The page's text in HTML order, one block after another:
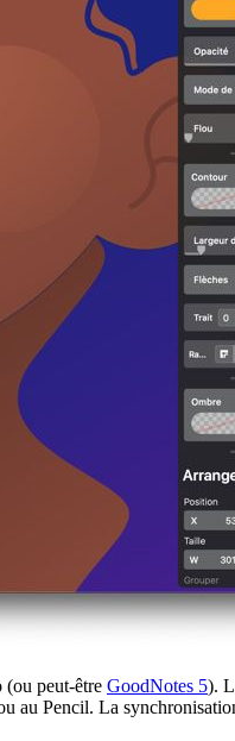
(ou peut-être GoodNotes 5).
au Pencil. La